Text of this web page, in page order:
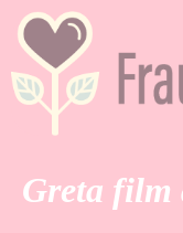
Greta film